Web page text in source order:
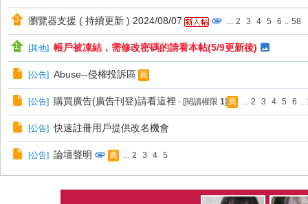
瀏覽器支援 ( 持續更新 ) 2024/08/07 ... 2 3 4 5 6 .. 58
[其他] 帳戶被凍結，需修改密碼的請看本帖(5/9更新後)
[公告] Abuse--侵權投訴區 薦
[公告] 購買廣告(廣告刊登)請看這裡 - [閱讀權限 1] 薦 ... 2 3 4 5 6 ..
[公告] 快速註冊用戶提供改名機會
[公告] 論壇聲明 薦 ... 2 3 4 5